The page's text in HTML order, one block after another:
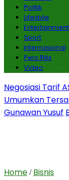
Politik
Lifestyle
Entertainment
Sport
Internasional
Pers Rilis
Video
Negosiasi Tarif
Umumkan
Gunawan Yusuf
Home / Bisnis